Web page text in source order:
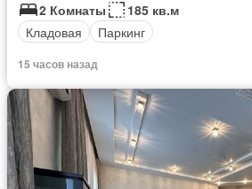
2 Комнаты
185 кв.м
Кладовая
Паркинг
15 часов назад